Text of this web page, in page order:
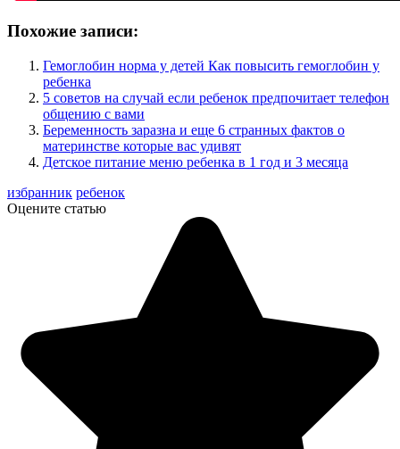
Похожие записи:
Гемоглобин норма у детей Как повысить гемоглобин у
ребенка
5 советов на случай если ребенок предпочитает телефон
общению с вами
Беременность заразна и еще 6 странных фактов о
материнстве которые вас удивят
Детское питание меню ребенка в 1 год и 3 месяца
избранник ребенок
Оцените статью